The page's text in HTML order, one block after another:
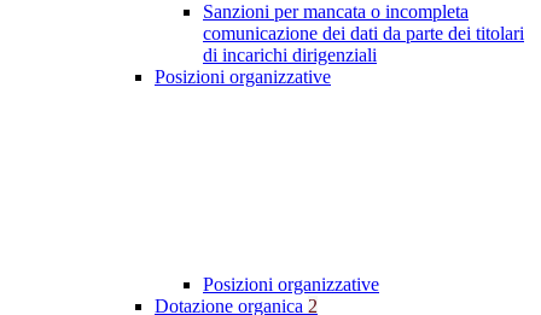
Sanzioni per mancata o incompleta
comunicazione dei dati da parte dei titolari
di incarichi dirigenziali
Posizioni organizzative
Posizioni organizzative
Dotazione organica 2